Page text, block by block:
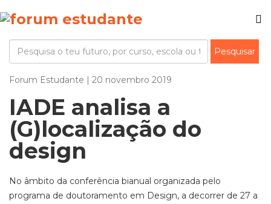
Forum Estudante | 20 novembro 2019
IADE analisa a
(G)localização do
design
No âmbito da conferência bianual organizada pelo
programa de doutoramento em Design, a decorrer de 27 a